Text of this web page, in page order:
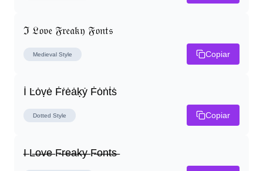
ℑ 𝔏𝔬𝔳𝔢 𝔉𝔯𝔢𝔞𝔨𝔶 𝔉𝔬𝔫𝔱𝔰
Medieval Style Copiar
İ Ŀȯṿė Ḟṙėȧḳẏ Ḟȯṅṫṡ
Dotted Style Copiar
I̶ L̶o̶v̶e̶ F̶r̶e̶a̶k̶y̶ F̶o̶n̶t̶s̶